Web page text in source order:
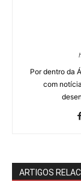
Por dentro da
com
ARTIGOS